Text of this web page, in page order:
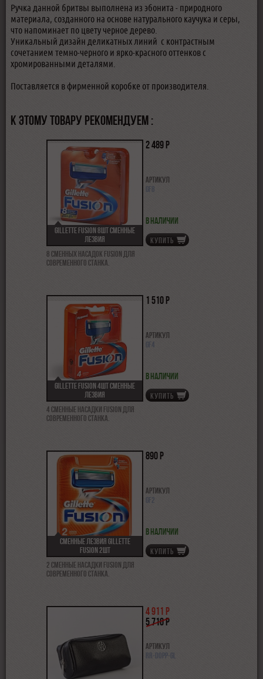
Ручка данной бритвы выполнена из эбонита - природного
материала, созданного на основе натурального каучука и серы,
что напоминает по цвету черное дерево.
Уникальный дизайн деликатных линий с контрастным
сочетанием темно-черного и ярко-красного оттенков с
хромированными деталями.
Поставляется в фирменной коробке от производителя.
К ЭТОМУ ТОВАРУ РЕКОМЕНДУЕМ :
Gillette Fusion 8шт сменные
лезвия
8 сменных насадок Fusion для
современного станка.
2 489 р
Артикул
GF8
В наличии
КУПИТЬ
Gillette Fusion 4шт сменные
лезвия
4 сменные насадки Fusion для
современного станка.
1 510 р
Артикул
GF4
В наличии
КУПИТЬ
Сменные лезвия Gillette
Fusion 2шт
2 сменные насадки Fusion для
современного станка.
890 р
Артикул
GF2
В наличии
КУПИТЬ
4 911 р
5 710 р
Артикул
RR-DOPP-GL